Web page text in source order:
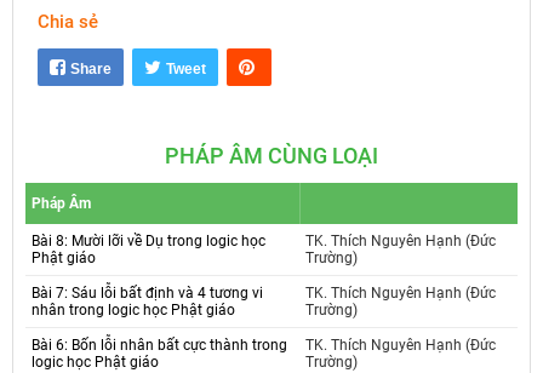
Chia sẻ
Share Tweet
PHÁP ÂM CÙNG LOẠI
Pháp Âm
Bài 8: Mười lỡi về Dụ trong logic học
Phật giáo
TK. Thích Nguyên Hạnh (Đức
Trường)
Bài 7: Sáu lỗi bất định và 4 tương vi
nhân trong logic học Phật giáo
TK. Thích Nguyên Hạnh (Đức
Trường)
Bài 6: Bốn lỗi nhân bất cực thành trong
logic học Phật giáo
TK. Thích Nguyên Hạnh (Đức
Trường)